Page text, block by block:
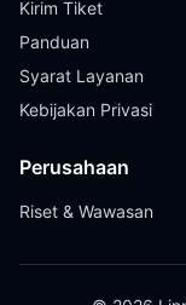
Kirim Tiket
Panduan
Syarat Layanan
Kebijakan Privasi
Perusahaan
Riset & Wawasan